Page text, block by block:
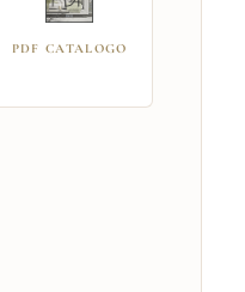
PDF CATALOGO